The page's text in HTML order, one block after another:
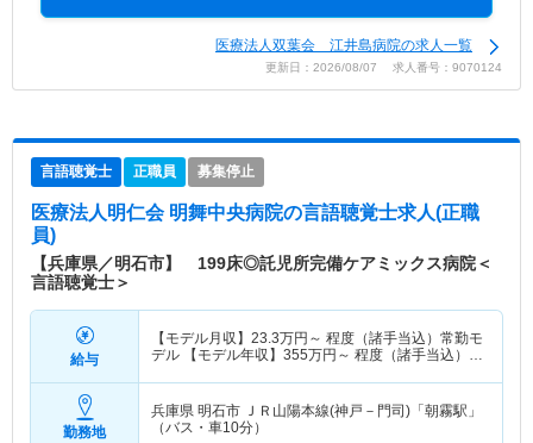
医療法人双葉会 江井島病院の求人一覧
更新日：2026/08/07 求人番号：9070124
言語聴覚士 正職員 募集停止
医療法人明仁会 明舞中央病院の言語聴覚士求人(正職
員)
【兵庫県／明石市】 199床◎託児所完備ケアミックス病院＜
言語聴覚士＞
給与
【モデル月収】 23.3万円～ 程度（諸手当込）常勤モ
デル 【モデル年収】 355万円～ 程度（諸手当込）常
勤務地
兵庫県 明石市 ＪＲ山陽本線(神戸－門司)「朝霧駅」
（バス・車10分）